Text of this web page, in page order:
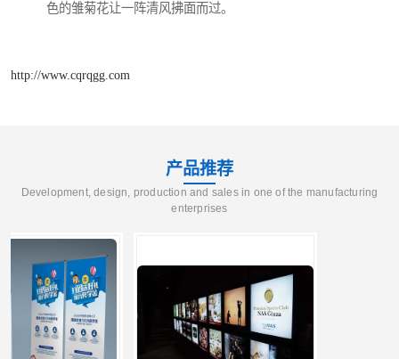
色的雏菊花让一阵清风拂面而过。
http://www.cqrqgg.com
产品推荐
Development, design, production and sales in one of the manufacturing
enterprises